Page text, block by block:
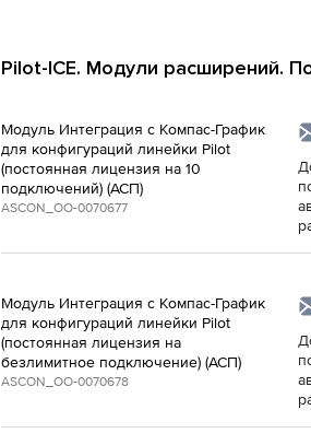
Pilot-ICE. Модули расширений.
Модуль Интеграция с Компaс-График
для конфигураций линейки Pilot
(постоянная лицензия на 10
подключений) (АСП)
ASCON_ОО-0070677
Модуль Интеграция с Компaс-График
для конфигураций линейки Pilot
(постоянная лицензия на
безлимитное подключение) (АСП)
ASCON_ОО-0070678